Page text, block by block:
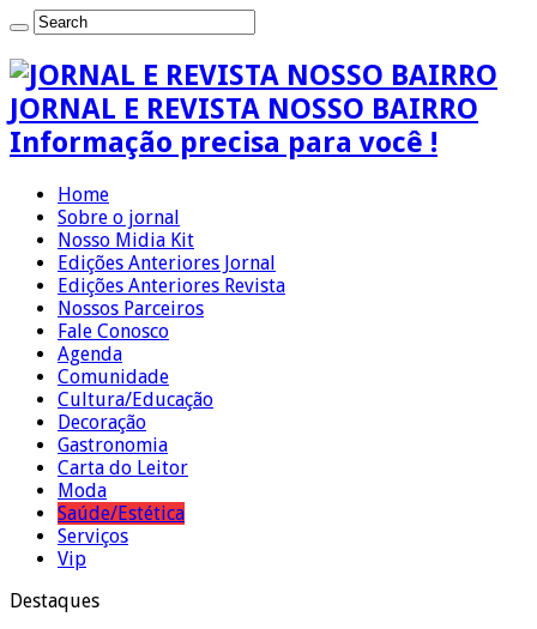
JORNAL E REVISTA NOSSO BAIRRO
Informação precisa para você !
Home
Sobre o jornal
Nosso Midia Kit
Edições Anteriores Jornal
Edições Anteriores Revista
Nossos Parceiros
Fale Conosco
Agenda
Comunidade
Cultura/Educação
Decoração
Gastronomia
Carta do Leitor
Moda
Saúde/Estética
Serviços
Vip
Destaques